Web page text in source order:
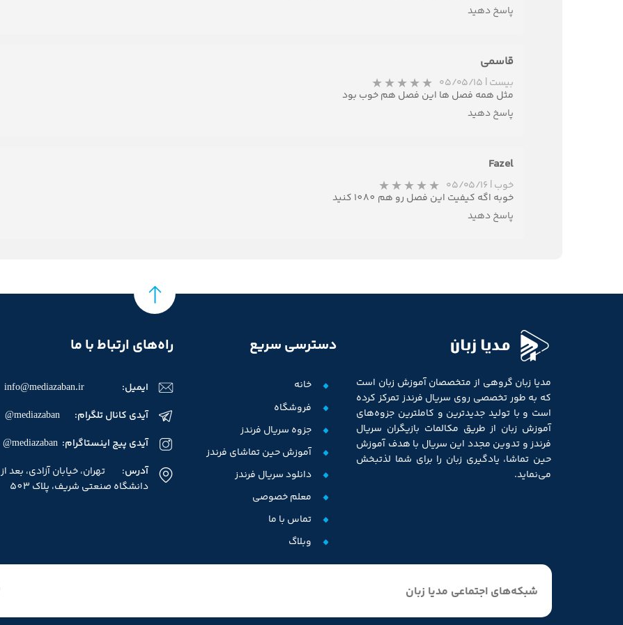
پاسخ دهید
قاسمی
بیست | ۰۵/۰۵/۱۵
مثل همه فصل ها این فصل هم خوب بود
پاسخ دهید
Fazel
خوب | ۰۵/۰۵/۱۶
خوبه اگه کیفیت این فصل رو هم 1080 کنید
پاسخ دهید
مدیا زبان
مدیا زبان گروهی از متخصصان آموزش زبان است
که به طور تخصصی روی سریال فرندز تمرکز کرده
است و با تولید جدیدترین و کاملترین جزوه‌های
آموزش زبان از طریق مکالمات بازیگران سریال
فرندز و تدوین مجدد این سریال با هدف آموزش
حین تماشا، یادگیری زبان را برای شما لذتبخش
می‌نماید.
خانه
فروشگاه
جزوه سریال فرندز
آموزش حین تماشای فرندز
دانلود سریال فرندز
معلم خصوصی
تماس با ما
وبلاگ
دسترسی سریع راه‌های ارتباط با ما
ایمیل: info@mediazaban.ir
آدرس: تهران، خیابان آزادی، بعد از
دانشگاه صنعتی شریف، پلاک 503
آیدی کانال تلگرام: mediazaban@
آیدی پیج اینستاگرام: mediazaban@
شبکه‌های اجتماعی مدیا زبان